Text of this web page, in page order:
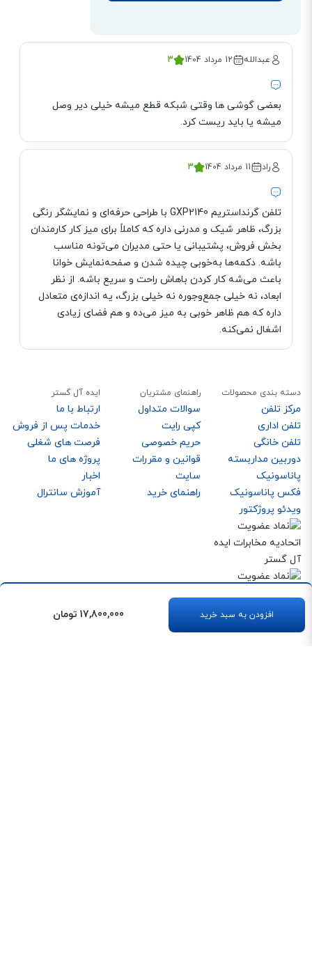
افزودن به سبد خرید 17,800,000 تومان
عبدالله 12 مرداد 1404 3
بعضی گوشی ها وقتی شبکه قطع میشه خیلی دیر وصل
میشه یا باید ریست کرد.
راد 11 مرداد 1404 3
تلفن گرنداستریم GXP2140 با طراحی حرفه‌ای و نمایشگر رنگی
بزرگ، ظاهر شیک و مدرنی داره که کاملاً برای میز کار کارمندان
بخش فروش، پشتیبانی یا حتی مدیران می‌تونه مناسب
باشه. دکمه‌ها به‌خوبی چیده شدن و صفحه‌نمایش خوانا
باعث می‌شه کار کردن باهاش راحت و سریع باشه. از نظر
ابعاد، نه خیلی جمع‌وجوره نه خیلی بزرگ، یه اندازه‌ی متعادل
داره که هم ظاهر خوبی به میز می‌ده و هم فضای زیادی
اشغال نمی‌کنه.
دسته بندی محصولات
مرکز تلفن
تلفن اداری
تلفن خانگی
دوربین مداربسته
پاناسونیک
فکس پاناسونیک
ویدئو پروژکتور
راهنمای مشتریان
سوالات متداول
کپی رایت
حریم خصوصی
قوانین و مقررات
سایت
راهنمای خرید
ایده آل گستر
ارتباط با ما
خدمات پس از فروش
فرصت های شغلی
پروژه های ما
اخبار
آموزش سانترال